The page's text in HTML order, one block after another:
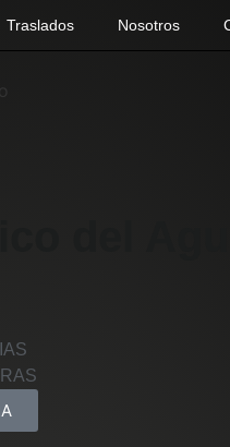
Traslados Nosotros
del Agua